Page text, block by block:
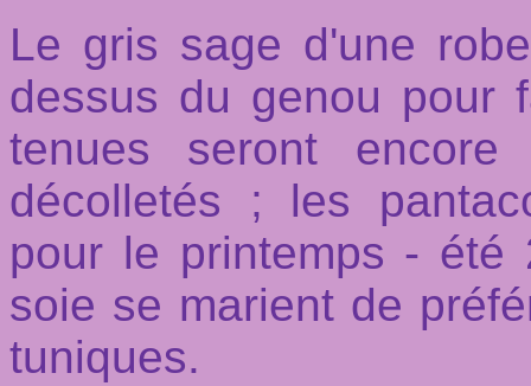
Le gris sage d'une
dessus du genou pour
tenues seront
décolletés ; les
pour le printemps -
soie se marient de
tuniques.